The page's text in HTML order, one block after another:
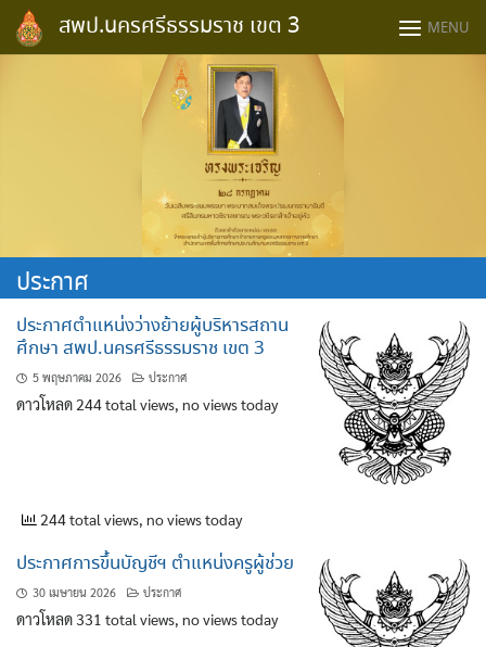
content
สพป.นครศรีธรรมราช เขต 3 MENU
ประกาศ
ประกาศตำแหน่งว่างย้ายผู้บริหารสถาน
ศึกษา สพป.นครศรีธรรมราช เขต 3
5 พฤษภาคม 2026 ประกาศ
ดาวโหลด 244 total views, no views today
244 total views, no views today
ประกาศการขึ้นบัญชีฯ ตำแหน่งครูผู้ช่วย
30 เมษายน 2026 ประกาศ
ดาวโหลด 331 total views, no views today